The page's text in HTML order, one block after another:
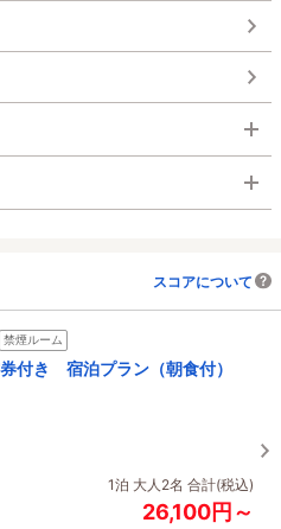
スコアについて
禁煙ルーム
券付き 宿泊プラン（朝食付）
1泊 大人2名 合計(税込)
26,100円～